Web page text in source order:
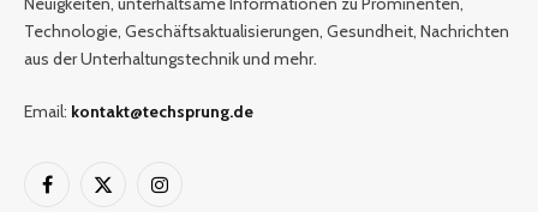
Technologie, Geschäftsaktualisierungen, Gesundheit, Nachrichten
aus der Unterhaltungstechnik und mehr.
Email: kontakt@techsprung.de
Facebook
X
Instagram